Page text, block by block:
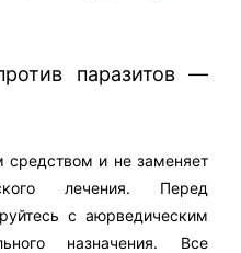
паразитов —
средством и не заменяет
лечения. Перед
с аюрведическим
назначения. Все